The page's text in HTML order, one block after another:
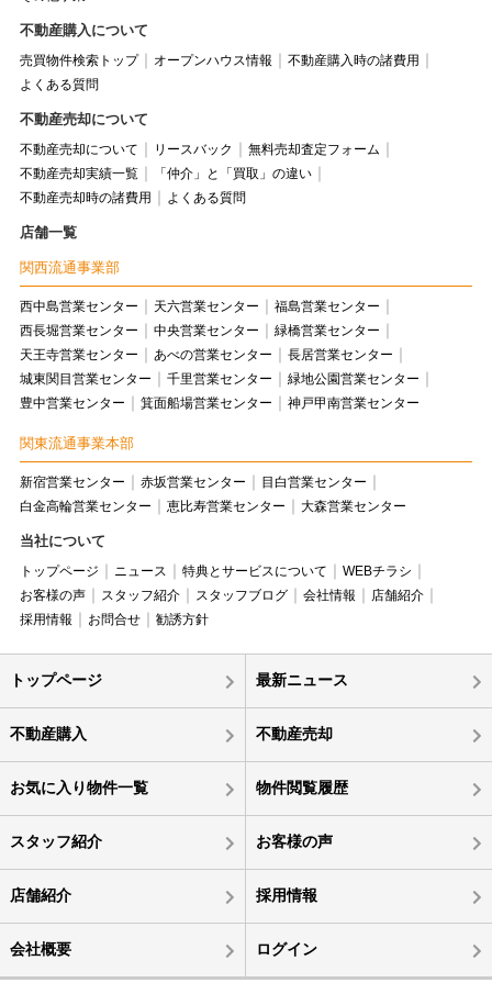
不動産購入について
売買物件検索トップ オープンハウス情報
不動産購入時の諸費用
よくある質問
不動産売却について
不動産売却について リースバック
無料売却査定フォーム
不動産売却実績一覧
「仲介」と「買取」の違い
不動産売却時の諸費用
よくある質問
店舗一覧
関西流通事業部
西中島営業センター 天六営業センター
福島営業センター
西長堀営業センター
中央営業センター
緑橋営業センター
天王寺営業センター
あべの営業センター
長居営業センター
城東関目営業センター
千里営業センター
緑地公園営業センター
豊中営業センター
箕面船場営業センター 神戸甲南営業センター
関東流通事業本部
新宿営業センター 赤坂営業センター
目白営業センター
白金高輪営業センター
恵比寿営業センター 大森営業センター
当社について
トップページ ニュース 特典とサービスについて
WEBチラシ
お客様の声
スタッフ紹介 スタッフブログ 会社情報
店舗紹介
採用情報
お問合せ 勧誘方針
トップページ 最新ニュース
不動産購入 不動産売却
お気に入り物件一覧 物件閲覧履歴
スタッフ紹介 お客様の声
店舗紹介 採用情報
会社概要 ログイン